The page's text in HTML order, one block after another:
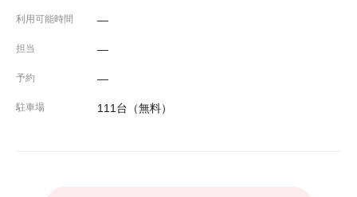
利用可能時間 ―
担当 ―
予約 ―
駐車場 111台（無料）